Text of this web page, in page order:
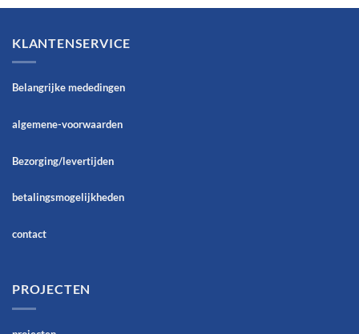
KLANTENSERVICE
Belangrijke mededingen
algemene-voorwaarden
Bezorging/levertijden
betalingsmogelijkheden
contact
PROJECTEN